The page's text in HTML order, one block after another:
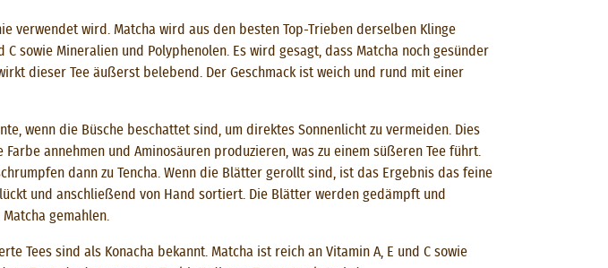
verwendet wird. Matcha wird aus den besten Top-Trieben derselben Klinge
sowie Mineralien und Polyphenolen. Es wird gesagt, dass Matcha noch gesünder
dieser Tee äußerst belebend. Der Geschmack ist weich und rund mit einer
wenn die Büsche beschattet sind, um direktes Sonnenlicht zu vermeiden. Dies
annehmen und Aminosäuren produzieren, was zu einem süßeren Tee führt.
dann zu Tencha. Wenn die Blätter gerollt sind, ist das Ergebnis das feine
und anschließend von Hand sortiert. Die Blätter werden gedämpft und
gemahlen.
Tees sind als Konacha bekannt. Matcha ist reich an Vitamin A, E und C sowie